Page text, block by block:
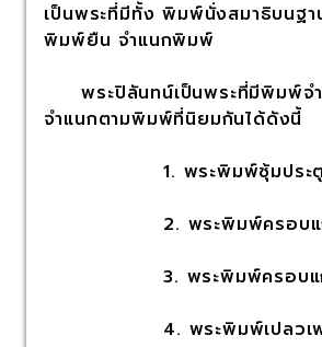
เป็นพระที่มีทั้ง พิมพ์นั่งสมาธิบนฐา
พิมพ์ยืน จำแนกพิมพ์
พระปิลันทน์เป็นพระที่มีพิมพ์จำ
จำแนกตามพิมพ์ที่นิยมกันได้ดังนี้
1. พระพิมพ์ซุ้มประ
2. พระพิมพ์ครอบแก้
3. พระพิมพ์ครอบแก้
4. พระพิมพ์เปลวเพ